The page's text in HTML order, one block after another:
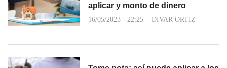
aplicar y monto de dinero
16/05/2023 - 22:25 DIVAR ORTIZ